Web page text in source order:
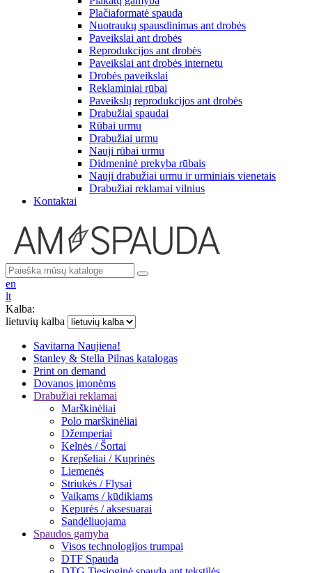
Plačiaformatė spauda
Nuotraukų spausdinimas ant drobės
Paveikslai ant drobės
Reprodukcijos ant drobės
Paveikslai ant drobės internetu
Drobės paveikslai
Reklaminiai rūbai
Paveikslų reprodukcijos ant drobės
Drabužiai spaudai
Rūbai urmu
Drabužiai urmu
Nauji rūbai urmu
Didmeninė prekyba rūbais
Nauji drabužiai urmu ir urminiais vienetais
Drabužiai reklamai vilnius
Kontaktai
en
lt
Kalba:
lietuvių kalba
Savitarna Naujiena!
Stanley & Stella Pilnas katalogas
Print on demand
Dovanos įmonėms
Drabužiai reklamai
Marškinėliai
Polo marškinėliai
Džemperiai
Kelnės / Šortai
Krepšeliai / Kuprinės
Liemenės
Striukės / Flysai
Vaikams / kūdikiams
Kepurės / aksesuarai
Sandėliuojama
Spaudos gamyba
Visos technologijos trumpai
DTF Spauda